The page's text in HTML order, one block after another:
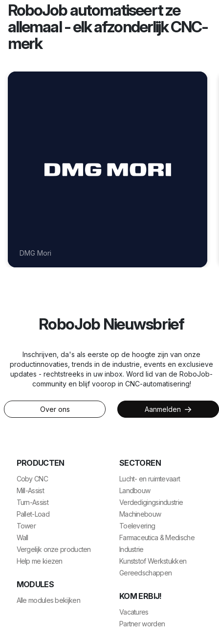
RoboJob automatiseert ze
allemaal - elk afzonderlijk CNC-
merk
DMG Mori
RoboJob Nieuwsbrief
Inschrijven, da's als eerste op de hoogte zijn van onze
productinnovaties, trends in de industrie, events en exclusieve
updates - rechtstreeks in uw inbox. Word lid van de RoboJob-
community en blijf voorop in CNC-automatisering!
Over ons Aanmelden
PRODUCTEN
Coby CNC
Mill-Assist
Turn-Assist
Pallet-Load
Tower
Wall
Vergelijk onze producten
Help me kiezen
MODULES
Alle modules bekijken
SECTOREN
Lucht- en ruimtevaart
Landbouw
Verdedigingsindustrie
Machinebouw
Toelevering
Farmaceutica & Medische
Industrie
Kunststof Werkstukken
Gereedschappen
KOM ERBIJ!
Vacatures
Partner worden